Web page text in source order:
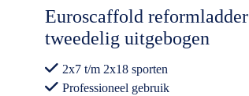
Euroscaffold reformladder
tweedelig uitgebogen
2x7 t/m 2x18 sporten
Professioneel gebruik